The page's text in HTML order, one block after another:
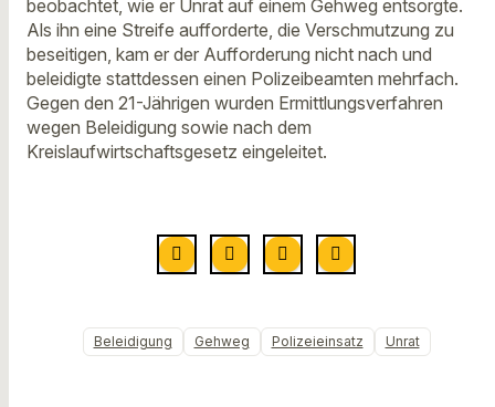
beobachtet, wie er Unrat auf einem Gehweg entsorgte.
Als ihn eine Streife aufforderte, die Verschmutzung zu
beseitigen, kam er der Aufforderung nicht nach und
beleidigte stattdessen einen Polizeibeamten mehrfach.
Gegen den 21-Jährigen wurden Ermittlungsverfahren
wegen Beleidigung sowie nach dem
Kreislaufwirtschaftsgesetz eingeleitet.
Beleidigung Gehweg Polizeieinsatz Unrat